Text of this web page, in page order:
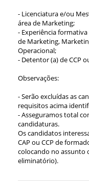
- Licenciatura e/ou
área de Marketing;
- Experiência
de Marketing,
Operacional;
- Detentor (a) de CCP
Observações:
- Serão excluídas as
requisitos acima
- Asseguramos total
candidaturas.
Os candidatos
CAP ou CCP de
colocando no assunto
eliminatório).